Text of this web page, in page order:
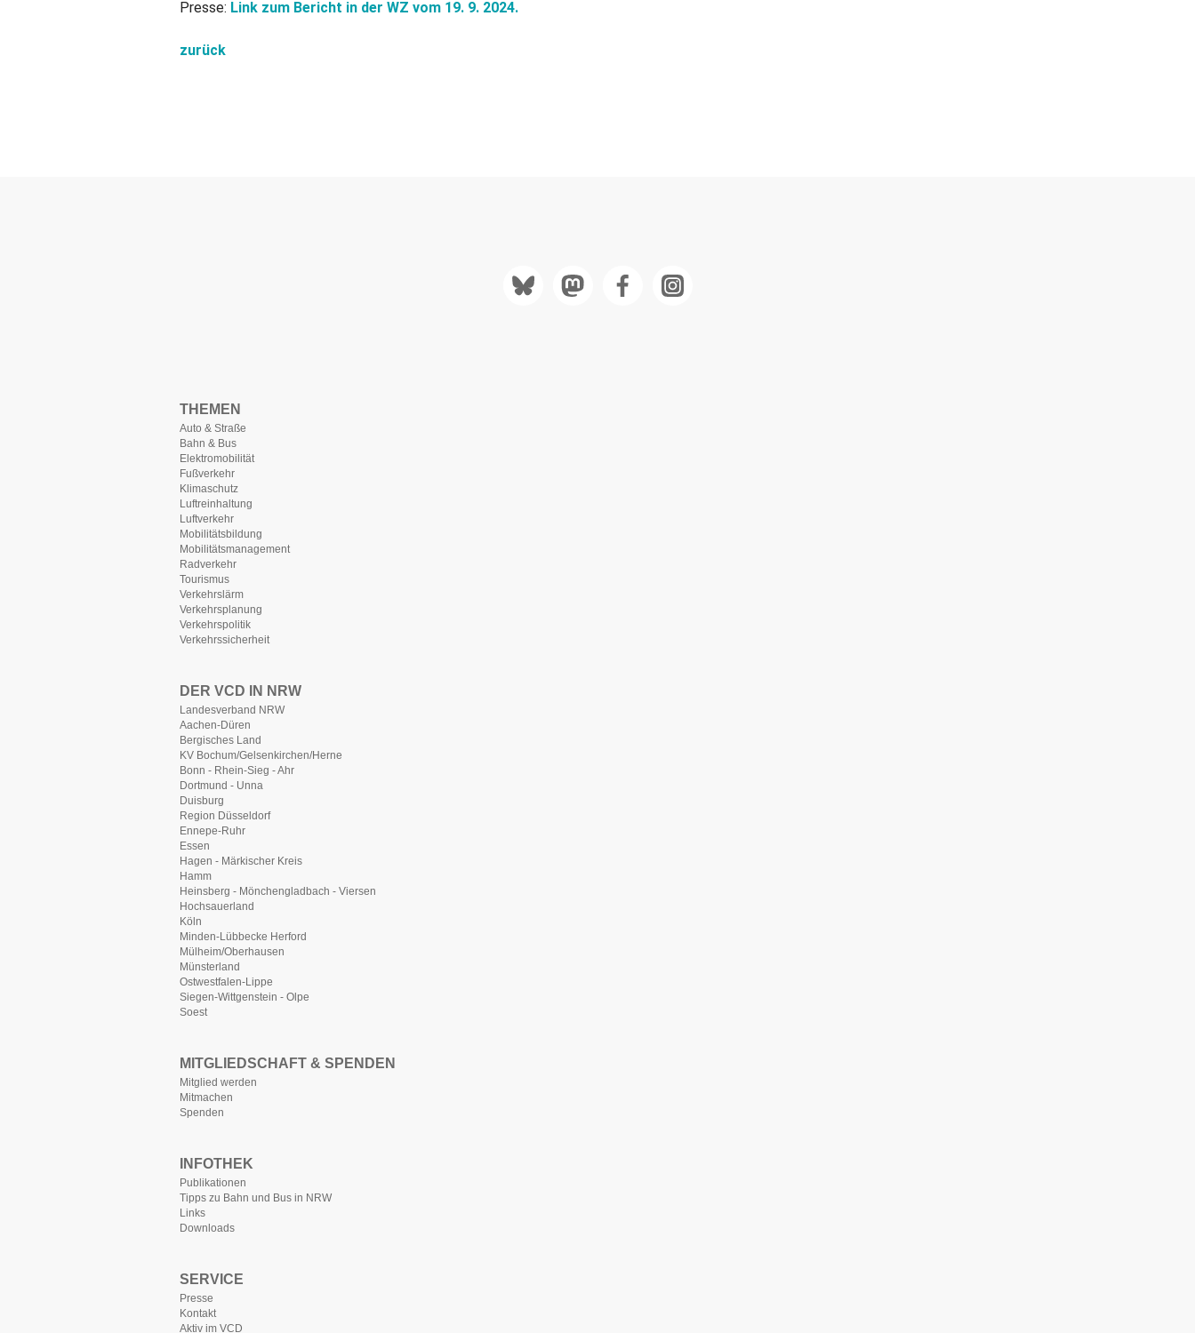
Presse: Link zum Bericht in der WZ vom 19. 9. 2024.
zurück
THEMEN
Auto & Straße
Bahn & Bus
Elektromobilität
Fußverkehr
Klimaschutz
Luftreinhaltung
Luftverkehr
Mobilitätsbildung
Mobilitätsmanagement
Radverkehr
Tourismus
Verkehrslärm
Verkehrsplanung
Verkehrspolitik
Verkehrssicherheit
DER VCD IN NRW
Landesverband NRW
Aachen-Düren
Bergisches Land
KV Bochum/Gelsenkirchen/Herne
Bonn - Rhein-Sieg - Ahr
Dortmund - Unna
Duisburg
Region Düsseldorf
Ennepe-Ruhr
Essen
Hagen - Märkischer Kreis
Hamm
Heinsberg - Mönchengladbach - Viersen
Hochsauerland
Köln
Minden-Lübbecke Herford
Mülheim/Oberhausen
Münsterland
Ostwestfalen-Lippe
Siegen-Wittgenstein - Olpe
Soest
MITGLIEDSCHAFT & SPENDEN
Mitglied werden
Mitmachen
Spenden
INFOTHEK
Publikationen
Tipps zu Bahn und Bus in NRW
Links
Downloads
SERVICE
Presse
Kontakt
Aktiv im VCD